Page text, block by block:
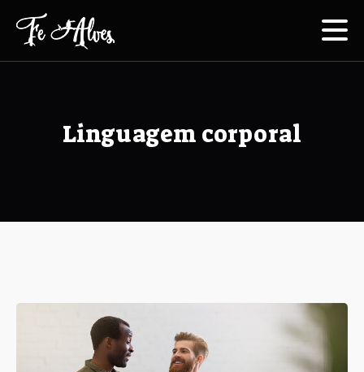
Linguagem corporal